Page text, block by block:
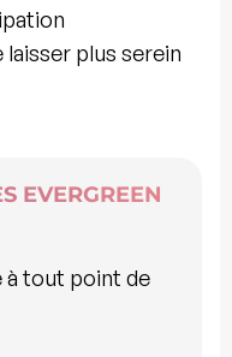
plus serein
EVERGREEN
à tout point de